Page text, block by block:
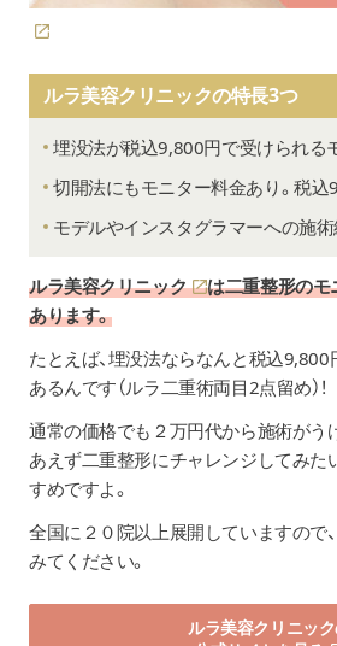
カウンセリング 無料
ルラ美容クリニックの特長3つ
埋没法が税込9,800円で受けられる
切開法にもモニター料金あり。税
モデルやインスタグラマーへの施
ルラ美容クリニック
は二重整形のモ
あります。
たとえば、埋没法ならなんと税込
あるんです（ルラ二重術両目2点留め）！
通常の価格でも２万円代から施術がう
あえず二重整形にチャレンジしてみた
すめですよ。
全国に２０院以上展開していますので
みてください。
ルラ美容クリニッ